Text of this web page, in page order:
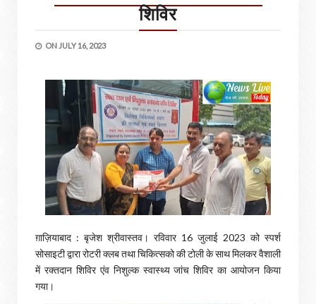
शिविर
ON JULY 16, 2023
ग़ाज़ियाबाद : बृजेश श्रीवास्तव। रविवार 16 जुलाई 2023 को स्पर्श
सोसाइटी द्वारा रोटरी क्लब तथा चिकित्सको की टोली के साथ मिलकर वैशाली
में रक्तदान शिविर एंव निशुल्क स्वास्थ्य जांच शिविर का आयोजन किया
गया।